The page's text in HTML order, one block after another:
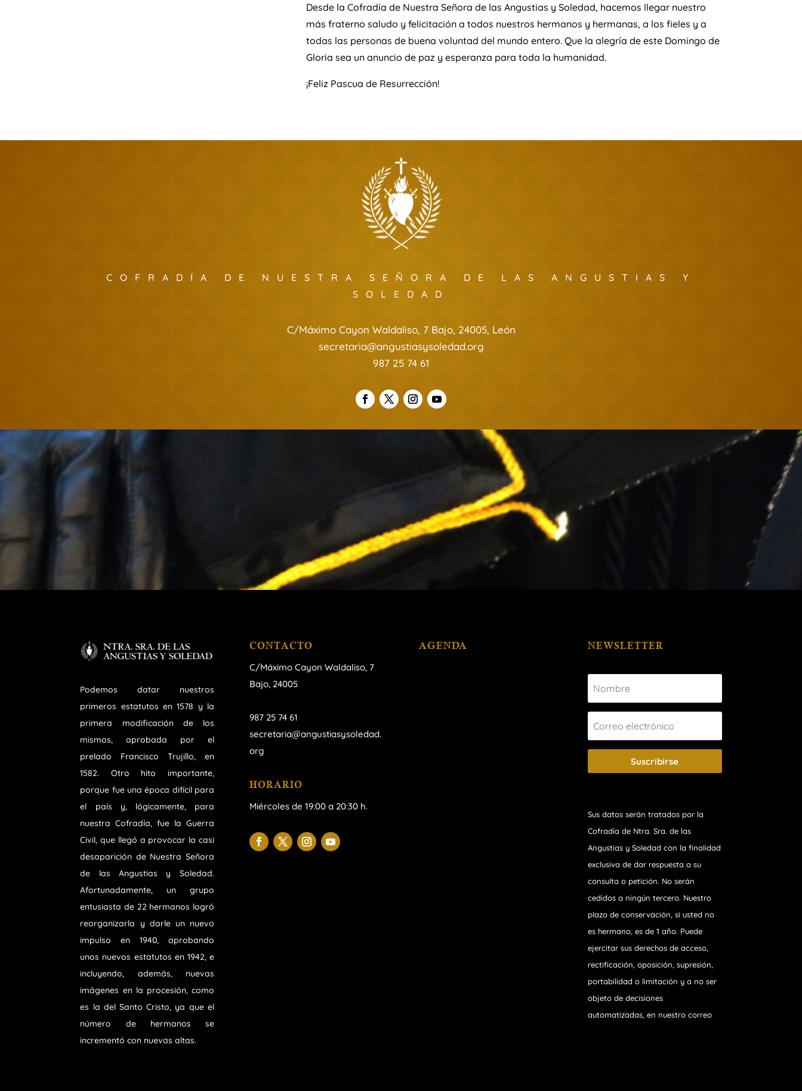
​Desde la Cofradía de Nuestra Señora de las Angustias y Soledad, hacemos llegar nuestro
más fraterno saludo y felicitación a todos nuestros hermanos y hermanas, a los fieles y a
todas las personas de buena voluntad del mundo entero. Que la alegría de este Domingo de
Gloria sea un anuncio de paz y esperanza para toda la humanidad.
​¡Feliz Pascua de Resurrección!
COFRADÍA DE NUESTRA SEÑORA DE LAS ANGUSTIAS Y
SOLEDAD
C/Máximo Cayon Waldaliso, 7 Bajo, 24005, León
secretaria@angustiasysoledad.org
987 25 74 61
Podemos datar nuestros
primeros estatutos en 1578 y la
primera modificación de los
mismos, aprobada por el
prelado Francisco Trujillo, en
1582. Otro hito importante,
porque fue una época difícil para
el país y, lógicamente, para
nuestra Cofradía, fue la Guerra
Civil, que llegó a provocar la casi
desaparición de Nuestra Señora
de las Angustias y Soledad.
Afortunadamente, un grupo
entusiasta de 22 hermanos logró
reorganizarla y darle un nuevo
impulso en 1940, aprobando
unos nuevos estatutos en 1942, e
incluyendo, además, nuevas
imágenes en la procesión, como
es la del Santo Cristo, ya que el
número de hermanos se
incrementó con nuevas altas.
CONTACTO
C/Máximo Cayon Waldaliso, 7
Bajo, 24005
987 25 74 61
secretaria@angustiasysoledad.
org
HORARIO
Miércoles de 19:00 a 20:30 h.
AGENDA NEWSLETTER
Suscribirse
Sus datos serán tratados por la
Cofradía de Ntra. Sra. de las
Angustias y Soledad con la finalidad
exclusiva de dar respuesta a su
consulta o petición. No serán
cedidos a ningún tercero. Nuestro
plazo de conservación, si usted no
es hermano, es de 1 año. Puede
ejercitar sus derechos de acceso,
rectificación, oposición, supresión,
portabilidad o limitación y a no ser
objeto de decisiones
automatizadas, en nuestro correo